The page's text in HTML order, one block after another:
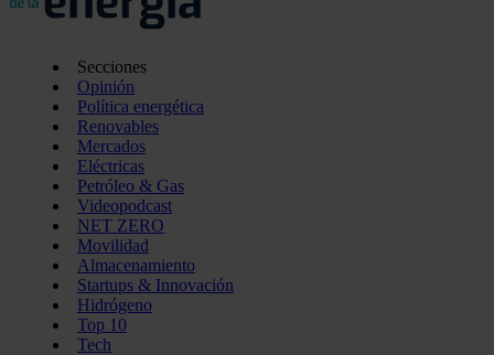
Secciones
Opinión
Política energética
Renovables
Mercados
Eléctricas
Petróleo & Gas
Videopodcast
NET ZERO
Movilidad
Almacenamiento
Startups & Innovación
Hidrógeno
Top 10
Tech